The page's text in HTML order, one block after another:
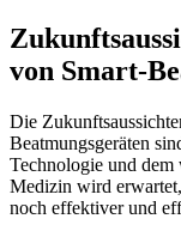
von Smart-
Die
Beatmungsgeräten
Technologie und dem
Medizin wird
noch effektiver und